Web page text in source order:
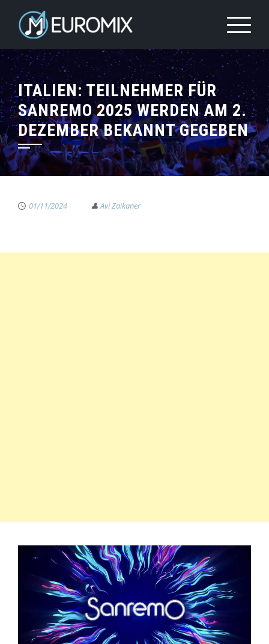
ITALIEN: TEILNEHMER FÜR
SANREMO 2025 WERDEN AM 2.
DEZEMBER BEKANNT GEGEBEN
01/11/2024